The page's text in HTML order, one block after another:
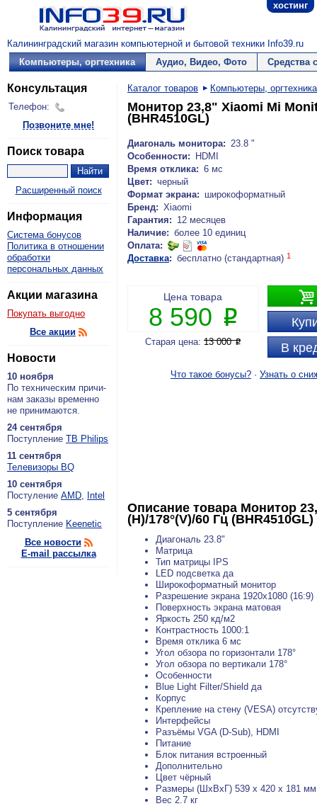
хостинг
Калининградский магазин компьютерной и бытовой техники Info39.ru
Компьютеры, оргтехника
Аудио, Видео, Фото Средства
Консультация
Телефон:
Позвоните мне!
Поиск товара
Расширенный поиск
Информация
Система бонусов
Политика в отношении
обработки
персональных данных
Акции магазина
Покупать выгодно
Все акции
Новости
10 ноября
По тех­ни­че­ским при­чи­
нам за­ка­зы вре­мен­но
не при­ни­ма­ют­ся.
24 сентября
По­ступ­ле­ние ТВ Philips
11 сентября
Теле­ви­зо­ры BQ
10 сентября
По­сту­ле­ние AMD, Intel
5 сентября
По­ступ­ле­ние Keenetic
Все новости
E-mail рассылка
Каталог товаров Компьютеры, оргтехника
Монитор 23,8" Xiaomi Mi
(BHR4510GL)
Диагональ монитора: 23.8 "
Особенности:
HDMI
Время отклика: 6 мс
Цвет: черный
Формат экрана: широкоформатный
Бренд: Xiaomi
Гарантия: 12 месяцев
Наличие: более 10 единиц
Оплата:
Доставка: бесплатно (стандартная) 1

В
Цена товара
8 590 P
Старая цена:13 000P
Что такое бонусы? · Узнать о
Описание товара Монитор
(H)/178°(V)/60 Гц (BHR4510GL)
Диагональ 23.8"
Матрица
Тип матрицы IPS
LED подсветка да
Широкоформатный монитор
Разрешение экрана 1920x1080 (16:9)
Поверхность экрана матовая
Яркость 250 кд/м2
Контрастность 1000:1
Время отклика 6 мс
Угол обзора по горизонтали 178°
Угол обзора по вертикали 178°
Особенности
Blue Light Filter/Shield да
Корпус
Крепление на стену (VESA)
Интерфейсы
Разъёмы VGA (D-Sub), HDMI
Питание
Блок питания встроенный
Дополнительно
Цвет чёрный
Размеры (ШхВхГ) 539 x 420 x 181 мм
Вес 2.7 кг